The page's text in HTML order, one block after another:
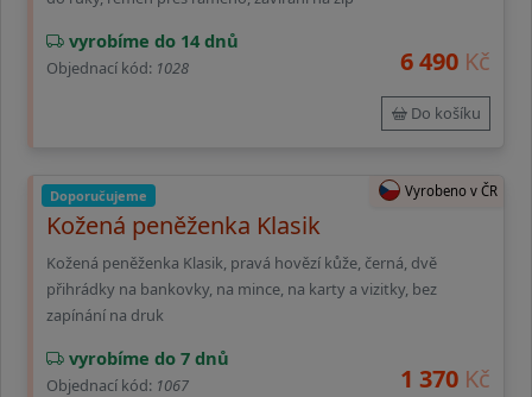
vyrobíme do 14 dnů
Objednací kód: 1028 6 490 Kč
Do košíku
Doporučujeme Vyrobeno v ČR
Kožená peněženka Klasik
Kožená peněženka Klasik, pravá hovězí kůže, černá, dvě
přihrádky na bankovky, na mince, na karty a vizitky, bez
zapínání na druk
vyrobíme do 7 dnů
Objednací kód: 1067 1 370 Kč